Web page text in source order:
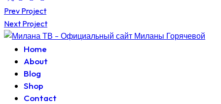
Навигация
по
записям
Prev Project
Next Project
Home
About
Blog
Shop
Contact